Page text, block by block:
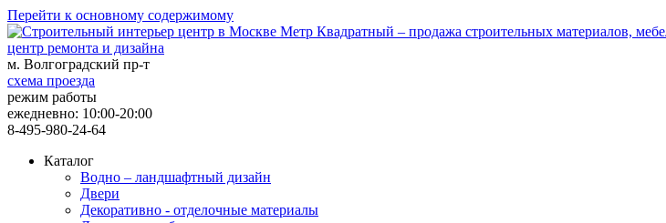
Перейти к основному содержимому
центр ремонта и дизайна
м. Волгоградский пр-т
схема проезда
режим работы
ежедневно: 10:00-20:00
8-495-980-24-64
Каталог
Водно – ландшафтный дизайн
Двери
Декоративно - отделочные материалы